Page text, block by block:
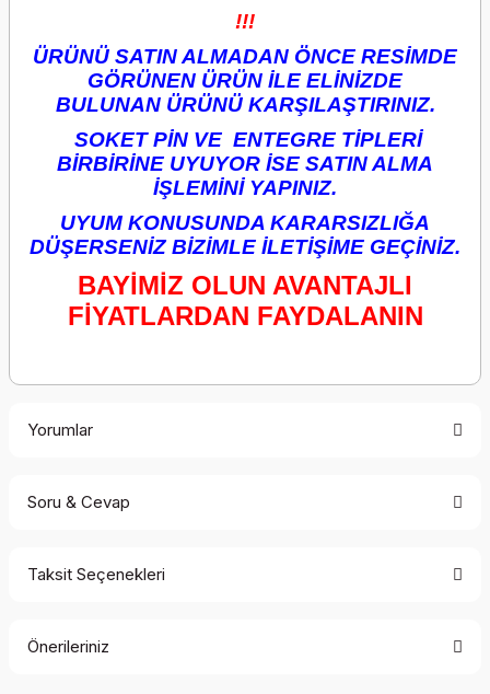
!!!
ÜRÜNÜ SATIN ALMADAN ÖNCE RESİMDE
GÖRÜNEN ÜRÜN İLE ELİNİZDE
BULUNAN ÜRÜNÜ KARŞILAŞTIRINIZ.
SOKET PİN VE ENTEGRE TİPLERİ
BİRBİRİNE UYUYOR İSE SATIN ALMA
İŞLEMİNİ YAPINIZ.
UYUM KONUSUNDA KARARSIZLIĞA
DÜŞERSENİZ BİZİMLE İLETİŞİME GEÇİNİZ.
BAYİMİZ OLUN AVANTAJLI
FİYATLARDAN FAYDALANIN
Yorumlar
Soru & Cevap
Taksit Seçenekleri
Önerileriniz